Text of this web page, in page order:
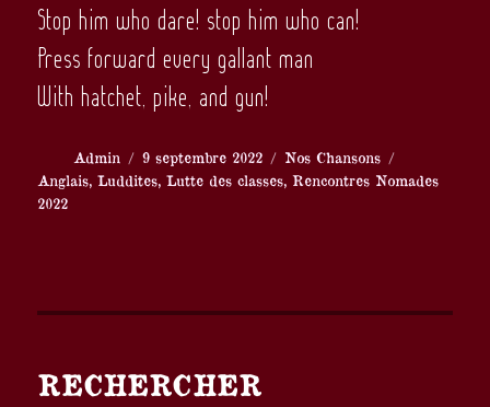
Stop him who dare! stop him who can!
Press forward every gallant man
With hatchet, pike, and gun!
Auteur
Admin
Publié
le
9 septembre 2022 Catégories
Nos Chansons
Anglais,Luddites,Lutte des classes,Rencontres Nomades
2022
RECHERCHER